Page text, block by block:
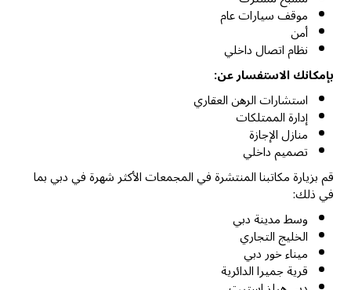
موقف سيارات عام
أمن
نظام اتصال داخلي
بإمكانك الاستفسار عن:
استشارات الرهن العقاري
إدارة الممتلكات
منازل الإجازة
تصميم داخلي
قم بزيارة مكاتبنا المنتشرة في المجمعات الأكثر شهرة في دبي بما
في ذلك:
وسط مدينة دبي
الخليج التجاري
ميناء خور دبي
قرية جميرا الدائرية